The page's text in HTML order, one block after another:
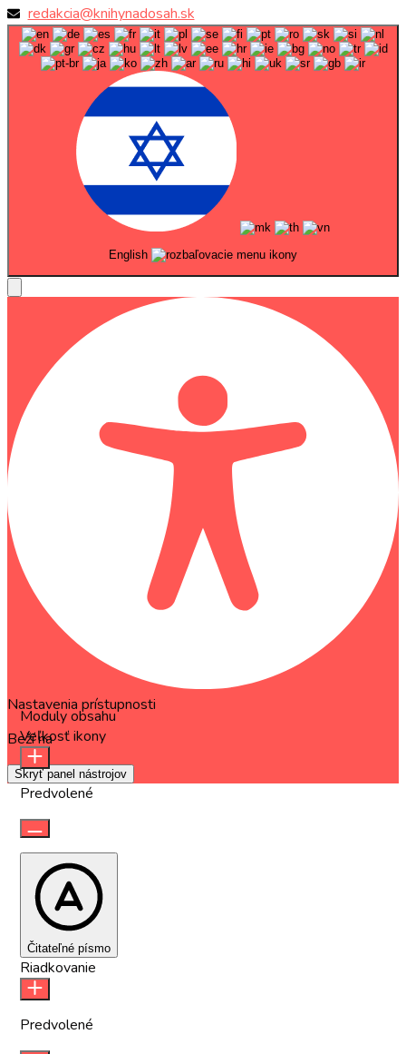
redakcia@knihynadosah.sk
English
Nastavenia prístupnosti
Beží naOneTap
Skryť panel nástrojov
Moduly obsahu
Veľkosť ikony
Predvolené
Čitateľné písmo
Riadkovanie
Predvolené